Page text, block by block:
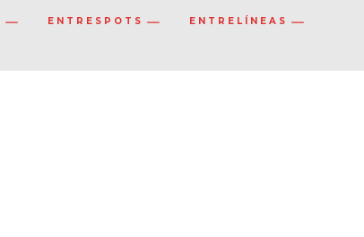
ENTRESPOTS ENTRELÍNEAS